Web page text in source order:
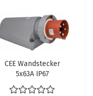
CEE Wand­ste­cker
5x63A IP67